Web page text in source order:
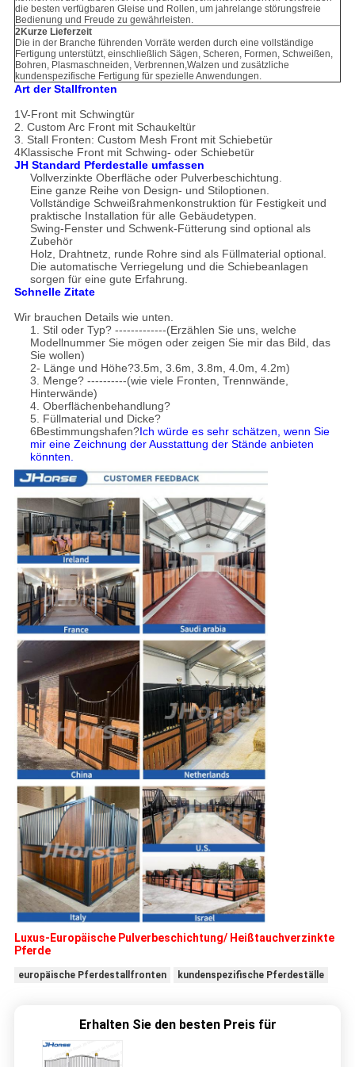
die besten verfügbaren Gleise und Rollen, um jahrelange störungsfreie
Bedienung und Freude zu gewährleisten.
2Kurze Lieferzeit
Die in der Branche führenden Vorräte werden durch eine vollständige
Fertigung unterstützt, einschließlich Sägen, Scheren, Formen, Schweißen,
Bohren, Plasmaschneiden, Verbrennen,Walzen und zusätzliche
kundenspezifische Fertigung für spezielle Anwendungen.
Art der Stallfronten
1V-Front mit Schwingtür
2. Custom Arc Front mit Schaukeltür
3. Stall Fronten: Custom Mesh Front mit Schiebetür
4Klassische Front mit Schwing- oder Schiebetür
JH Standard Pferdestalle umfassen
Vollverzinkte Oberfläche oder Pulverbeschichtung.
Eine ganze Reihe von Design- und Stiloptionen.
Vollständige Schweißrahmenkonstruktion für Festigkeit und
praktische Installation für alle Gebäudetypen.
Swing-Fenster und Schwenk-Fütterung sind optional als
Zubehör
Holz, Drahtnetz, runde Rohre sind als Füllmaterial optional.
Die automatische Verriegelung und die Schiebeanlagen
sorgen für eine gute Erfahrung.
Schnelle Zitate
Wir brauchen Details wie unten.
1. Stil oder Typ? -------------(Erzählen Sie uns, welche
Modellnummer Sie mögen oder zeigen Sie mir das Bild, das
Sie wollen)
2- Länge und Höhe?3.5m, 3.6m, 3.8m, 4.0m, 4.2m)
3. Menge? ----------(wie viele Fronten, Trennwände,
Hinterwände)
4. Oberflächenbehandlung?
5. Füllmaterial und Dicke?
6Bestimmungshafen?Ich würde es sehr schätzen, wenn Sie
mir eine Zeichnung der Ausstattung der Stände anbieten
könnten.
Luxus-Europäische Pulverbeschichtung/ Heißtauchverzinkte
Pferde
europäische Pferdestallfronten kundenspezifische Pferdeställe
Erhalten Sie den besten Preis für